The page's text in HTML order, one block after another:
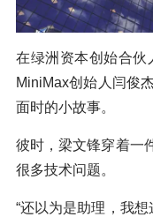
在绿洲资本创始合伙
MiniMax创始人闫俊
面时的小故事。
彼时，梁文锋穿着一
很多技术问题。
“还以为是助理，我